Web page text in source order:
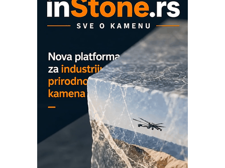
EVOKS Maintenance Management
ROSA i SCHUNK podižu proizvodnju
Detekcija različitih oblika